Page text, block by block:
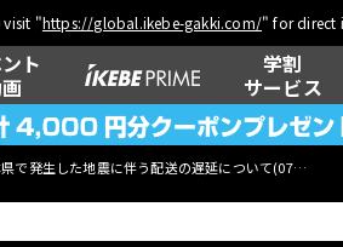
visit "https://global.ikebe-gakki.com/" for direct
ト
学割
サービス
県で発生した地震に伴う配送の遅延について(07月29日